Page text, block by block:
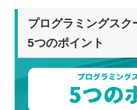
体験レッスン
各スクール独
カリキュラム・
受講に関するフ
プログラミングスク
5つのポイント